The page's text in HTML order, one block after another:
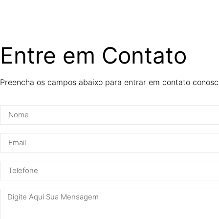
Entre em Contato
Preencha os campos abaixo para entrar em contato